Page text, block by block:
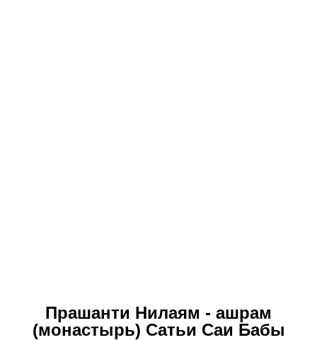
Прашанти Нилаям - ашрам
(монастырь) Сатьи Саи Бабы